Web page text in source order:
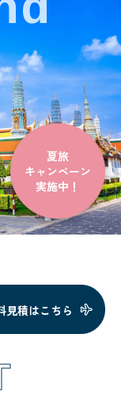
夏旅
キャンペーン
実施中！
見積はこちら